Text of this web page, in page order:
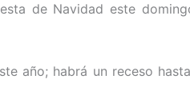
de Navidad este
año; habrá un receso